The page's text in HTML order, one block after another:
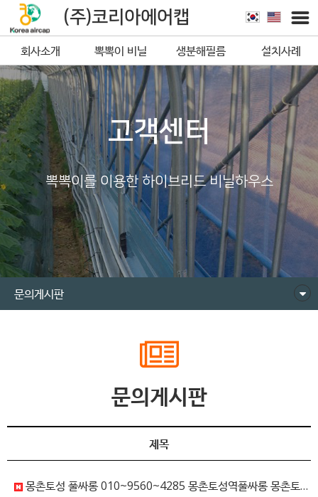
(주)코리아에어캡
회사소개 뽁뽁이 비닐
생분해필름
뽁뽁이
설치사례
고객센터
뽁뽁이를 이용한 하이브리드 비닐하우스
문의게시판
문의게시판
제목
몽촌토성 풀싸롱 010~9560~4285 몽촌토성역풀싸롱 몽촌토성동풀싸롱 몽촌토성하이퍼블릭 몽촌토성호스트빠 …